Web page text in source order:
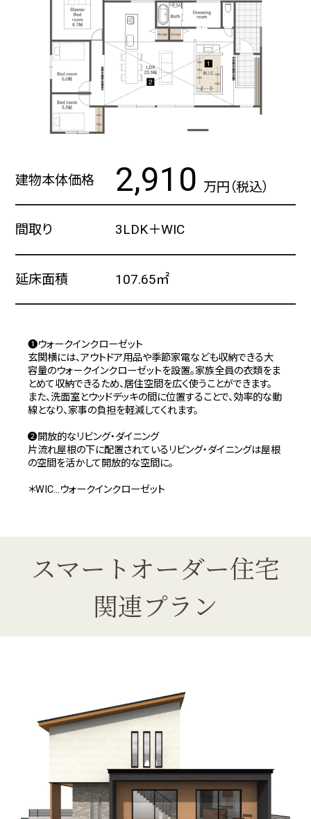
建物本体価格 2,910 万円（税込）
間取り 3LDK＋WIC
延床面積 107.65㎡
❶ウォークインクローゼット
玄関横には、アウトドア用品や季節家電なども収納できる大
容量のウォークインクローゼットを設置。家族全員の衣類をま
とめて収納できるため、居住空間を広く使うことができます。
また、洗面室とウッドデッキの間に位置することで、効率的な動
線となり、家事の負担を軽減してくれます。
❷開放的なリビング・ダイニング
片流れ屋根の下に配置されているリビング・ダイニングは屋根
の空間を活かして開放的な空間に。
＊WIC…ウォークインクローゼット
スマートオーダー住宅
関連プラン